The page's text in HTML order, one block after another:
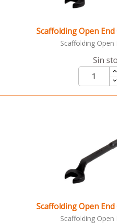
Scaffolding Open End
Scaffolding Open
Sin
Scaffolding Open End
Scaffolding Open